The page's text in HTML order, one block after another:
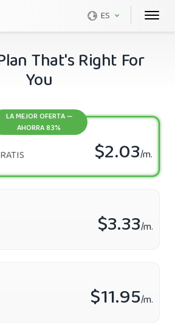
ES
That's Right For
You
$11.95/m.
LA MEJOR OFERTA —
AHORRA 83%
$2.03/m.
$3.33/m.